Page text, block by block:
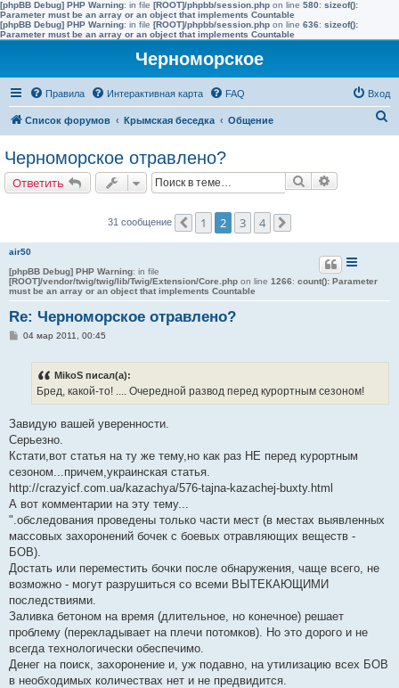
[phpBB Debug] PHP Warning: in file [ROOT]/phpbb/session.php on line 580: sizeof():
Parameter must be an array or an object that implements Countable
[phpBB Debug] PHP Warning: in file [ROOT]/phpbb/session.php on line 636: sizeof():
Parameter must be an array or an object that implements Countable
Черноморское
Правила Интерактивная карта FAQ Вход
Список форумов Крымская беседка Общение
Черноморское отравлено?
Ответить Поиск
31 сообщение Пред.
1 2 3 4
air50
[phpBB Debug] PHP Warning: in file
[ROOT]/vendor/twig/twig/lib/Twig/Extension/Core.php on line 1266: count(): Parameter
must be an array or an object that implements Countable
Re: Черноморское отравлено?
С
е
04 мар 2011, 00:45
MikoS писал(а):
Бред, какой-то! .... Очередной развод перед курортным сезоном!
Завидую вашей уверенности.
Серьезно.
Кстати,вот статья на ту же тему,но как раз НЕ перед курортным
сезоном...причем,украинская статья.
http://crazyicf.com.ua/kazachya/576-tajna-kazachej-buxty.html
А вот комментарии на эту тему...
".обследования проведены только части мест (в местах выявленных
массовых захоронений бочек с боевых отравляющих веществ -
БОВ).
Достать или переместить бочки после обнаружения, чаще всего, не
возможно - могут разрушиться со всеми ВЫТЕКАЮЩИМИ
последствиями.
Заливка бетоном на время (длительное, но конечное) решает
проблему (перекладывает на плечи потомков). Но это дорого и не
всегда технологически обеспечимо.
Денег на поиск, захоронение и, уж подавно, на утилизацию всех БОВ
в необходимых количествах нет и не предвидится.